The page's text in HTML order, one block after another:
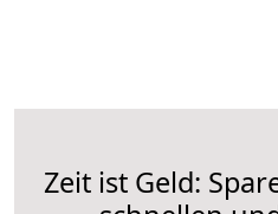
Zeit ist Geld: